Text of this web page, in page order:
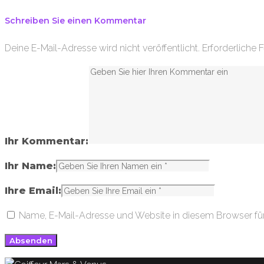
Schreiben Sie einen Kommentar
Deine E-Mail-Adresse wird nicht veröffentlicht. Erforderliche
Ihr Kommentar:
Ihr Name:
Ihre Email:
Name, E-Mail-Adresse und Website in diesem Browser